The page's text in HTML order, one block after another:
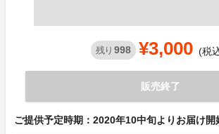
残り 998 ¥3,000 (税
販売終了
ご提供予定時期：2020年10中旬よりお届け開